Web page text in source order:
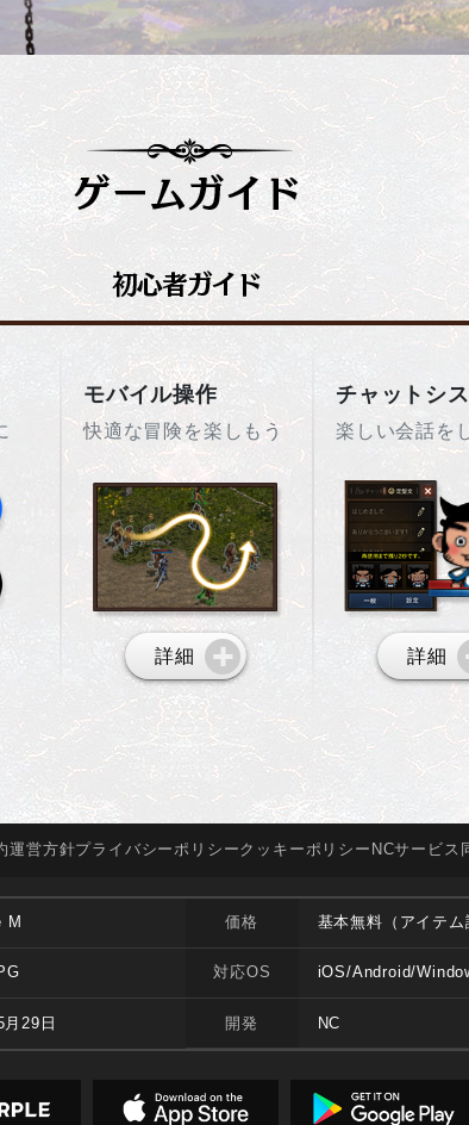
モバイル操作
快適な冒険を楽しもう
詳細
チャットシ
楽しい会話を
詳細
運営方針プライバシーポリシークッキーポリシー NCサービス
M
月29日
価格 基本無料（アイテム
対応OS iOS/Android/
開発 NC